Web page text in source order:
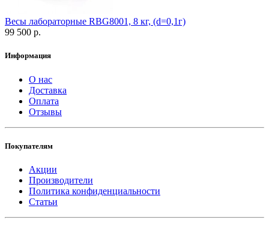
Весы лабораторные RBG8001, 8 кг, (d=0,1г)
99 500 р.
Информация
О нас
Доставка
Оплата
Отзывы
Покупателям
Акции
Производители
Политика конфиденциальности
Статьи